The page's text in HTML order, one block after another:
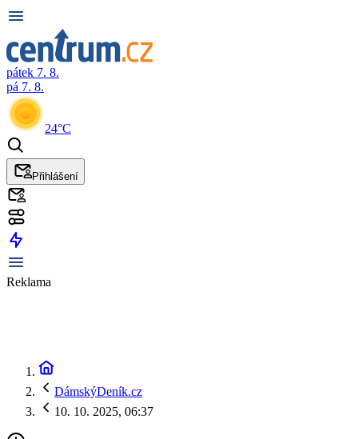
pátek 7. 8.
pá 7. 8.
24°C
Přihlášení
Reklama
DámskýDeník.cz
10. 10. 2025, 06:37